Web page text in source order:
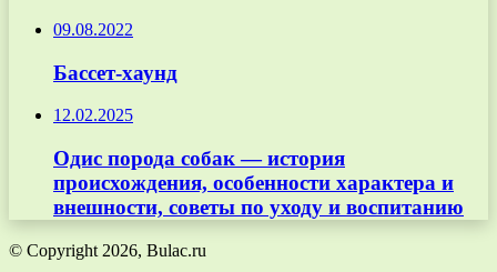
09.08.2022
Бассет-хаунд
12.02.2025
Одис порода собак — история
происхождения, особенности характера и
внешности, советы по уходу и воспитанию
© Copyright 2026, Bulac.ru